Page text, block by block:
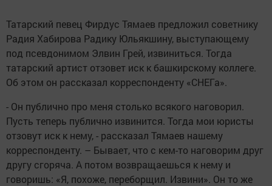
Татарский певец Фирдус Тямаев предложил советнику
Радия Хабирова Радику Юльякшину, выступающему
под псевдонимом Элвин Грей, извиниться. Тогда
татарский артист отзовет иск к башкирскому коллеге.
Об этом он рассказал корреспонденту «СНЕГа».
- Он публично про меня столько всякого наговорил.
Пусть теперь публично извинится. Тогда мои юристы
отзовут иск к нему, - рассказал Тямаев нашему
корреспонденту. – Бывает, что с кем-то наговорим друг
другу сгоряча. А потом возвращаешься к нему и
говоришь: «Я, похоже, переборщил. Извини». Он то же